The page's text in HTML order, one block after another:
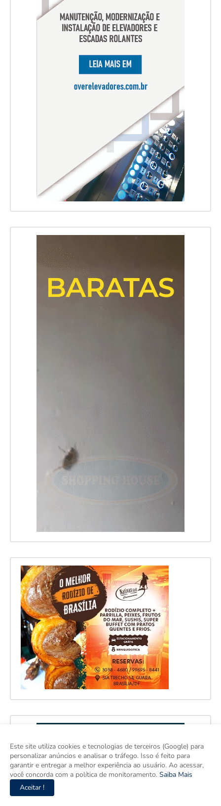
Este site utiliza cookies e tecnologias de terceiros (Google) para
personalizar anúncios e analisar o tráfego. Isso é feito para
garantir e entregar a melhor experiência ao usuário. Ao acessar,
você concorda com a política de monitoramento. Saiba Mais
Aceitar !